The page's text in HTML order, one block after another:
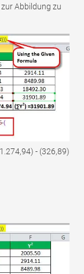
zur Abbildung zu
- (326,89)